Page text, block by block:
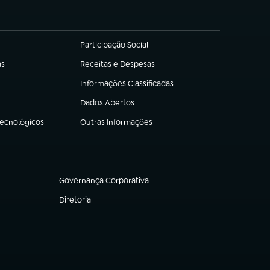
Participação Social
(abre em nova aba)
Receitas e Despesas
(abre em nova aba)
Informações Classificadas
(abre em nova aba)
Dados Abertos
(abre em nova aba)
Outras Informações
(abre em nova aba)
Governança Corporativa
(abre em nova aba)
Diretoria
(abre em nova aba)